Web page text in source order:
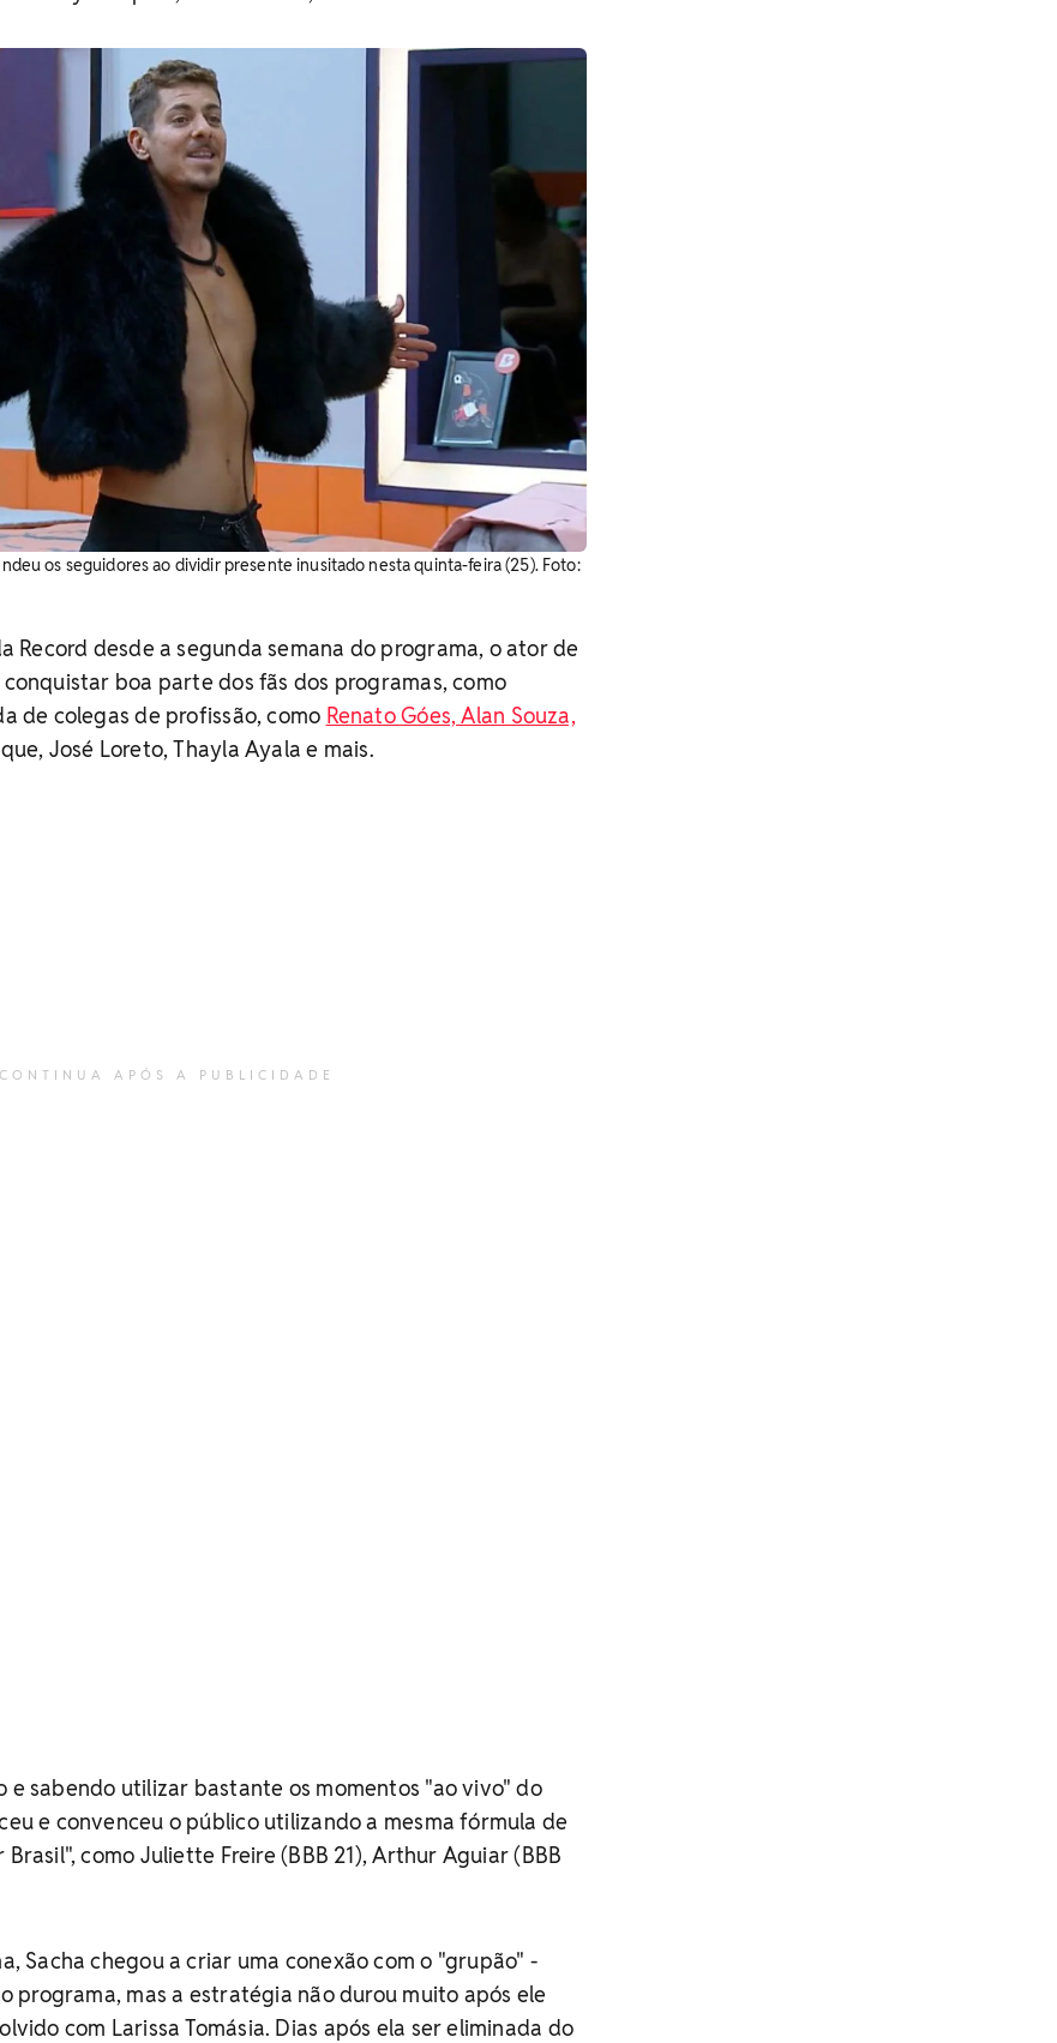
os seguidores ao dividir presente inusitado nesta quinta-feira (25). ​Foto:
Record desde a segunda semana do programa, o ator de
boa parte dos fãs dos programas, como
de colegas de profissão, como Renato Góes, Alan Souza,
José Loreto, Thayla Ayala e mais.
CONTINUA APÓS A PUBLICIDADE
e sabendo utilizar bastante os momentos "ao vivo" do
e convenceu o público utilizando a mesma fórmula de
como Juliette Freire (BBB 21), Arthur Aguiar (BBB
Sacha chegou a criar uma conexão com o "grupão" -
programa, mas a estratégia não durou muito após ele
com Larissa Tomásia. Dias após ela ser eliminada do